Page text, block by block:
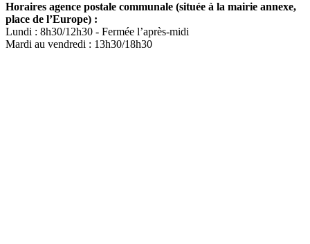
Horaires agence postale communale (située à la mairie annexe,
place de l’Europe) :
Lundi : 8h30/12h30 - Fermée l’après-midi
Mardi au vendredi : 13h30/18h30